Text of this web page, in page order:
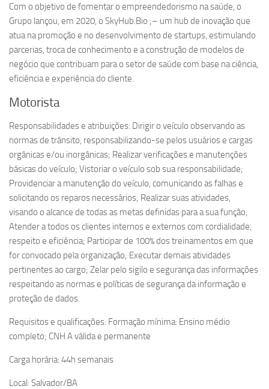
Com o objetivo de fomentar o empreendedorismo na saúde, o
Grupo lançou, em 2020, o SkyHub.Bio ;– um hub de inovação que
atua na promoção e no desenvolvimento de startups, estimulando
parcerias, troca de conhecimento e a construção de modelos de
negócio que contribuam para o setor de saúde com base na ciência,
eficiência e experiência do cliente.
Motorista
Responsabilidades e atribuições: Dirigir o veículo observando as
normas de trânsito, responsabilizando-se pelos usuários e cargas
orgânicas e/ou inorgânicas; Realizar verificações e manutenções
básicas do veículo; Vistoriar o veículo sob sua responsabilidade;
Providenciar a manutenção do veículo, comunicando as falhas e
solicitando os reparos necessários; Realizar suas atividades,
visando o alcance de todas as metas definidas para a sua função;
Atender a todos os clientes internos e externos com cordialidade,
respeito e eficiência; Participar de 100% dos treinamentos em que
for convocado pela organização; Executar demais atividades
pertinentes ao cargo; Zelar pelo sigilo e segurança das informações
respeitando as normas e políticas de segurança da informação e
proteção de dados.
Requisitos e qualificações: Formação mínima: Ensino médio
completo; CNH A válida e permanente
Carga horária: 44h semanais
Local: Salvador/BA